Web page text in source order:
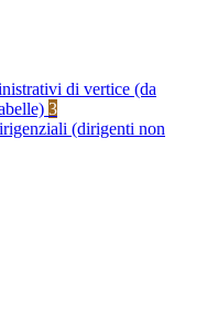
di vertice (da
3
(dirigenti non